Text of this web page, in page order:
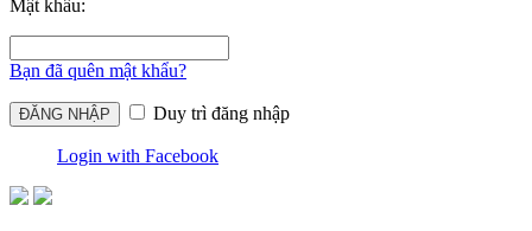
Mật khẩu:
Bạn đã quên mật khẩu?
Duy trì đăng nhập
Login with Facebook